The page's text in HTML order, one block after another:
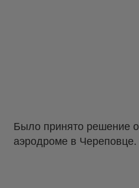
Было принято решение
аэродроме в Череповце.